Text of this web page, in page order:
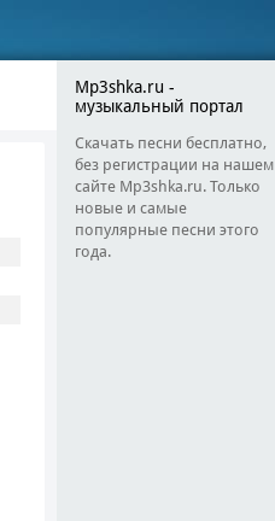
Mp3shka.ru -
музыкальный портал
Скачать песни бесплатно,
без регистрации на нашем
сайте Mp3shka.ru. Только
новые и самые
популярные песни этого
года.